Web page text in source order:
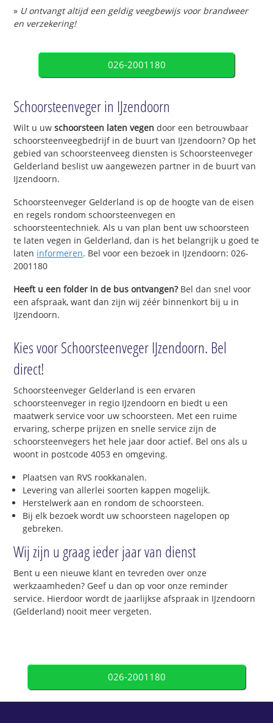
» U ontvangt altijd een geldig veegbewijs voor brandweer
en verzekering!
026-2001180
Schoorsteenveger in IJzendoorn
Wilt u uwschoorsteen laten vegen door een betrouwbaar
schoorsteenveegbedrijf in de buurt van IJzendoorn? Op het
gebied van schoorsteenveeg diensten is Schoorsteenveger
Gelderland beslist uw aangewezen partner in de buurt van
IJzendoorn.
Schoorsteenveger Gelderland is op de hoogte van de eisen
en regels rondom schoorsteenvegen en
schoorsteentechniek. Als u van plan bent uw schoorsteen
te laten vegen in Gelderland, dan is het belangrijk u goed te
laten informeren. Bel voor een bezoek in IJzendoorn: 026-
2001180
Heeft u een folder in de bus ontvangen?Bel dan snel voor
een afspraak, want dan zijn wij zéér binnenkort bij u in
IJzendoorn.
Kies voor Schoorsteenveger IJzendoorn. Bel
direct!
Schoorsteenveger Gelderland is een ervaren
schoorsteenveger in regio IJzendoorn en biedt u een
maatwerk service voor uw schoorsteen. Met een ruime
ervaring, scherpe prijzen en snelle service zijn de
schoorsteenvegers het hele jaar door actief. Bel ons als u
woont in postcode 4053 en omgeving.
Plaatsen van RVS rookkanalen.
Levering van allerlei soorten kappen mogelijk.
Herstelwerk aan en rondom de schoorsteen.
Bij elk bezoek wordt uw schoorsteen nagelopen op
gebreken.
Wij zijn u graag ieder jaar van dienst
Bent u een nieuwe klant en tevreden over onze
werkzaamheden? Geef u dan op voor onze reminder
service. Hierdoor wordt de jaarlijkse afspraak in IJzendoorn
(Gelderland) nooit meer vergeten.
026-2001180